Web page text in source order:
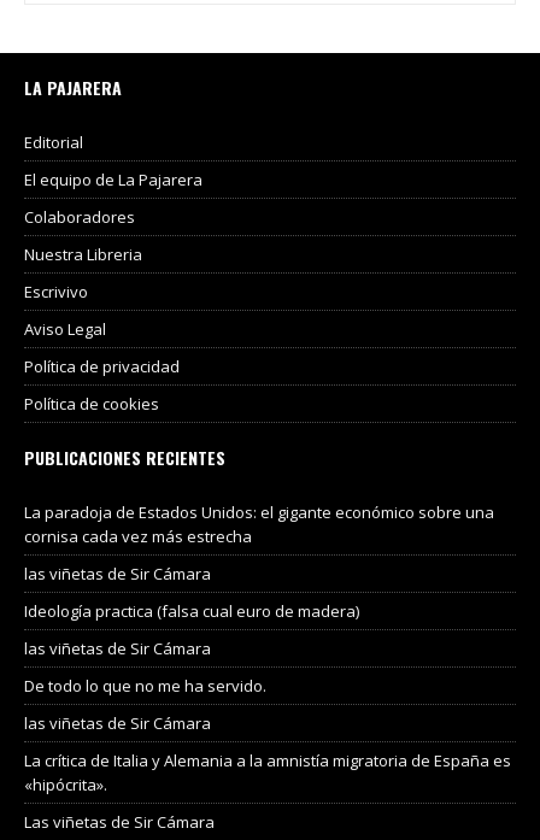
LA PAJARERA
Editorial
El equipo de La Pajarera
Colaboradores
Nuestra Libreria
Escrivivo
Aviso Legal
Política de privacidad
Política de cookies
PUBLICACIONES RECIENTES
La paradoja de Estados Unidos: el gigante económico sobre una
cornisa cada vez más estrecha
las viñetas de Sir Cámara
Ideología practica (falsa cual euro de madera)
las viñetas de Sir Cámara
De todo lo que no me ha servido.
las viñetas de Sir Cámara
La crítica de Italia y Alemania a la amnistía migratoria de España es
«hipócrita».
Las viñetas de Sir Cámara